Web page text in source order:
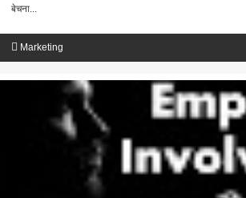
बेचना...
Marketing